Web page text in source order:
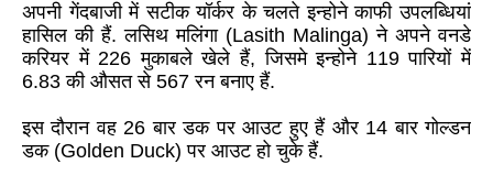
अपनी गेंदबाजी में सटीक यॉर्कर के चलते इन्होने काफी उपलब्धियां
हासिल की हैं. लसिथ मलिंगा (Lasith Malinga)ने अपने वनडे
करियर में226 मुकाबले खेले हैं, जिसमे इन्होने 119पारियों में
6.83 की औसत से 567 रन बनाए हैं.
इस दौरान वह26बार डक पर आउट हुए हैं और 14बार गोल्डन
डक (Golden Duck) पर आउट हो चुके हैं.